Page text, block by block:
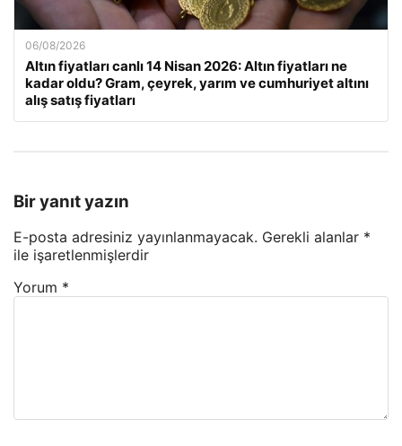
06/08/2026
Altın fiyatları canlı 14 Nisan 2026: Altın fiyatları ne
kadar oldu? Gram, çeyrek, yarım ve cumhuriyet altını
alış satış fiyatları
Bir yanıt yazın
E-posta adresiniz yayınlanmayacak. Gerekli alanlar *
ile işaretlenmişlerdir
Yorum *